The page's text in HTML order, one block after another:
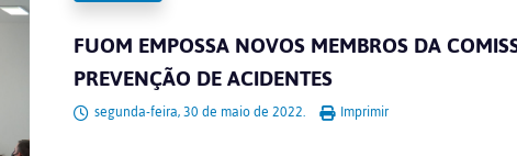
FUOM EMPOSSA NOVOS MEMBROS DA
PREVENÇÃO DE ACIDENTES
segunda-feira, 30 de maio de 2022. Imprimir